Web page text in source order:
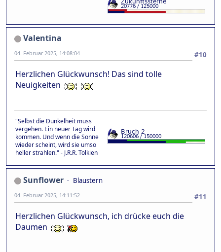
Valentina
#10
04. Februar 2025, 14:08:04
Herzlichen Glückwunsch! Das sind tolle
Neuigkeiten
"Selbst die Dunkelheit muss
vergehen. Ein neuer Tag wird
kommen. Und wenn die Sonne
wieder scheint, wird sie umso
heller strahlen." - J.R.R. Tolkien
Sunflower
Blaustern
#11
04. Februar 2025, 14:11:52
Herzlichen Glückwunsch, ich drücke euch die
Daumen